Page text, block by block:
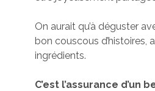
On aurait qu’à déguster
bon couscous d’histoires,
ingrédients.
C’est l’assurance d’un